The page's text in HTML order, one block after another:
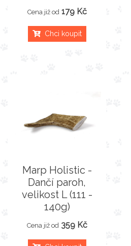
Cena již od 179 Kč
Chci koupit
Marp Holistic -
Dančí paroh,
velikost L (111 -
140g)
Cena již od 359 Kč